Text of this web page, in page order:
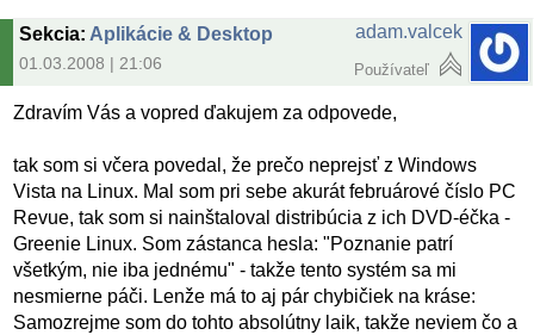
Sekcia: Aplikácie & Desktop
01.03.2008 | 21:06
adam.valcek
Používateľ
Zdravím Vás a vopred ďakujem za odpovede,
tak som si včera povedal, že prečo neprejsť z Windows
Vista na Linux. Mal som pri sebe akurát februárové číslo PC
Revue, tak som si nainštaloval distribúcia z ich DVD-éčka -
Greenie Linux. Som zástanca hesla: "Poznanie patrí
všetkým, nie iba jednému" - takže tento systém sa mi
nesmierne páči. Lenže má to aj pár chybičiek na kráse:
Samozrejme som do tohto absolútny laik, takže neviem čo a